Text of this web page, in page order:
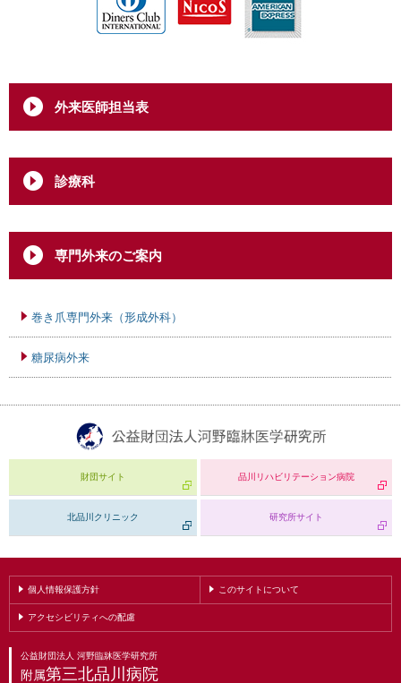
外来医師担当表
診療科
専門外来のご案内
巻き爪専門外来（形成外科）
糖尿病外来
財団サイト 品川リハビリテーション病院
北品川クリニック 研究所サイト
個人情報保護方針 このサイトについて
アクセシビリティへの配慮
公益財団法人 河野臨牀医学研究所
附属第三北品川病院